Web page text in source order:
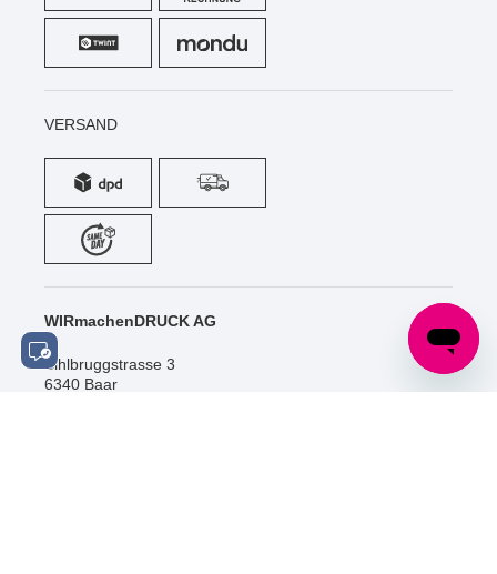
VERSAND
WIRmachenDRUCK AG
Sihlbruggstrasse 3
6340 Baar